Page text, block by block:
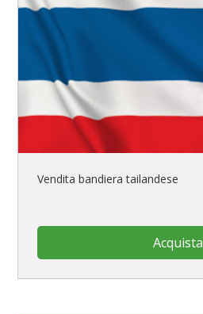
Vendita bandiera tailandese
Acquista